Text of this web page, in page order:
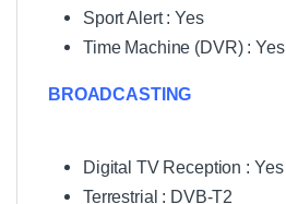
Sport Alert : Yes
Time Machine (DVR) : Yes
BROADCASTING
Digital TV Reception : Yes
Terrestrial : DVB-T2